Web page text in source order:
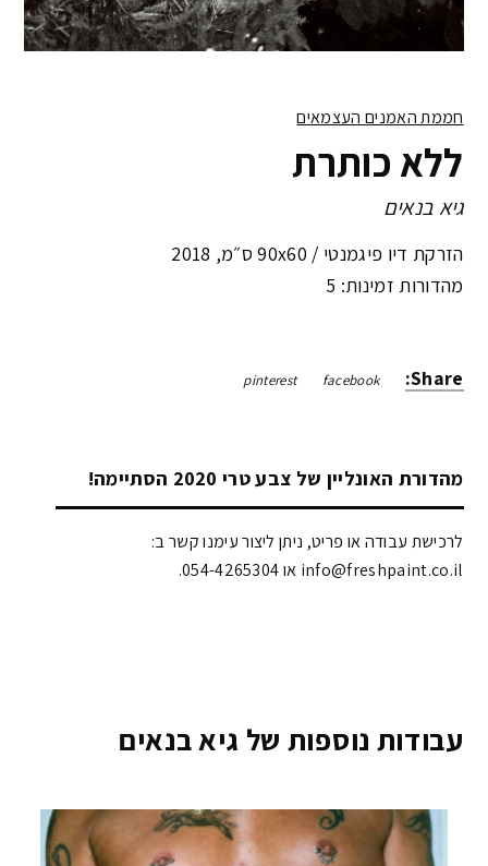
חממת האמנים העצמאים
ללא כותרת
גיא בנאים
הזרקת דיו פיגמנטי / 90x60 ס״מ ,
מהדורות זמינות: 5
Share:
facebook
pinterest
מהדורת האונליין של צבע טרי 2020 הסתיימה!
לרכישת עבודה או פריט, ניתן ליצור עימנו קשר ב:
info@freshpaint.co.il‏ או 054-4265304.
עבודות נוספות של גיא בנאים